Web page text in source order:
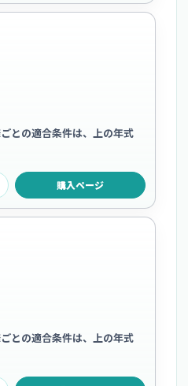
との適合条件は、上の年式
購入ページ
との適合条件は、上の年式